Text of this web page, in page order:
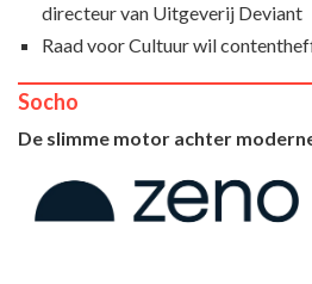
directeur van Uitgeverij Deviant
Raad voor Cultuur wil
Socho
De slimme motor achter